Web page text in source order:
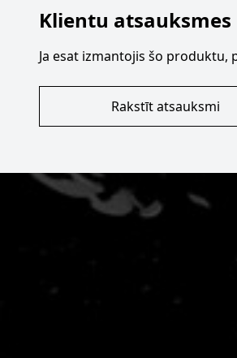
Klientu atsauksmes
Ja esat izmantojis šo produktu,
Rakstīt atsauksmi